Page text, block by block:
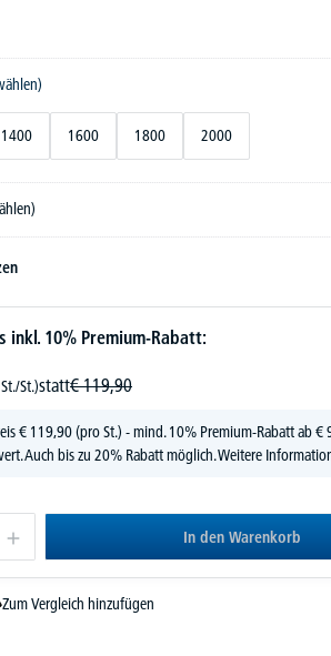
1400 1600 1800 2000
inkl. 10% Premium-Rabatt:
St.)statt€ 119,90
€ 119,90(pro St.) - mind. 10% Premium-Rabatt ab €
Auch bis zu 20% Rabatt möglich.Weitere
In den Warenkorb
Zum Vergleich hinzufügen